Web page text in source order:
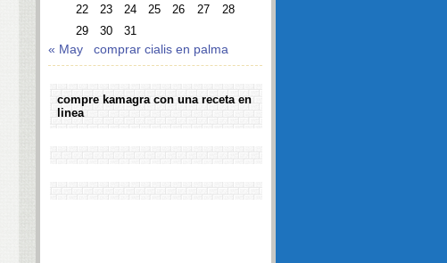
22
23 24 25 26 27
28
29
30 31
« May comprar cialis en palma
compre kamagra con una receta en
linea